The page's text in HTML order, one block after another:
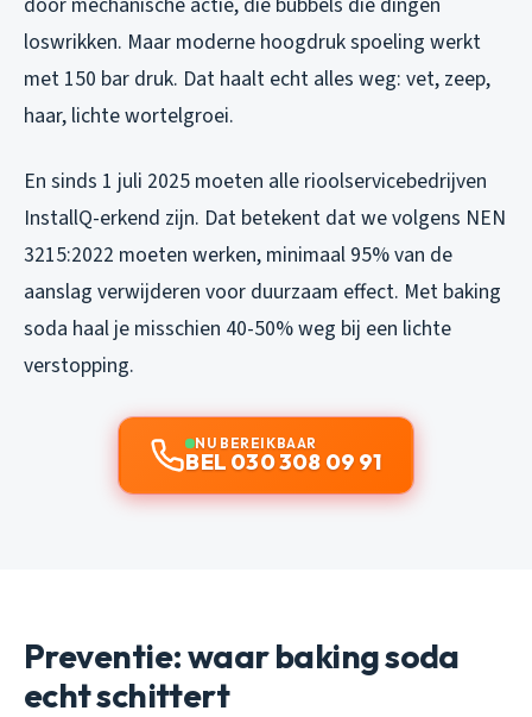
loswrikken. Maar moderne hoogdruk spoeling werkt
met 150 bar druk. Dat haalt echt alles weg: vet, zeep,
haar, lichte wortelgroei.
En sinds 1 juli 2025 moeten alle rioolservicebedrijven
InstallQ-erkend zijn. Dat betekent dat we volgens NEN
3215:2022 moeten werken, minimaal 95% van de
aanslag verwijderen voor duurzaam effect. Met baking
soda haal je misschien 40-50% weg bij een lichte
verstopping.
NU BEREIKBAAR
BEL 030 308 09 91
Preventie: waar baking soda
echt schittert